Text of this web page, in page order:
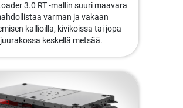
3.0 RT -mallin suuri maavara
varman ja vakaan
kallioilla, kivikoissa tai jopa
juurakossa keskellä metsää.